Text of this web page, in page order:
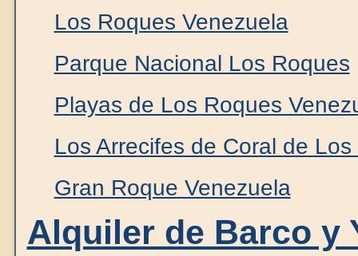
Los Roques Venezuela
Parque Nacional Los Roques
Playas de Los Roques
Los Arrecifes de Coral de
Gran Roque Venezuela
Alquiler de Barco y